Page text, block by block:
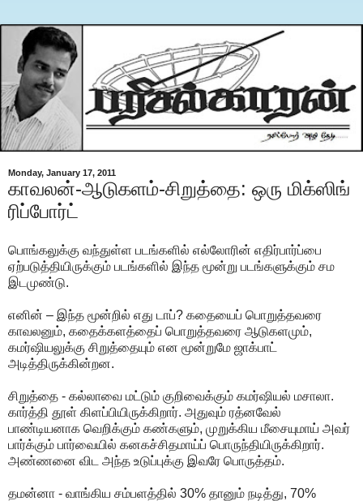
Monday, January 17, 2011
காவலன்-ஆடுகளம்-சிறுத்தை: ஒரு மிக்ஸிங்
ரிப்போர்ட்
பொங்கலுக்கு வந்துள்ள படங்களில் எல்லோரின் எதிர்பார்ப்பை
ஏற்படுத்தியிருக்கும் படங்களில் இந்த மூன்று படங்களுக்கும் சம
இடமுண்டு.
எனின் – இந்த மூன்றில் எது டாப்? கதையைப் பொறுத்தவரை
காவலனும், கதைக்களத்தைப் பொறுத்தவரை ஆடுகளமும்,
கமர்ஷியலுக்கு சிறுத்தையும் என மூன்றுமே ஜாக்பாட்
அடித்திருக்கின்றன.
சிறுத்தை - கல்லாவை மட்டும் குறிவைக்கும் கமர்ஷியல் மசாலா.
கார்த்தி தூள் கிளப்பியிருக்கிறார். அதுவும் ரத்னவேல்
பாண்டியனாக வெறிக்கும் கண்களும், முறுக்கிய மீசையுமாய் அவர்
பார்க்கும் பார்வையில் கனகச்சிதமாய்ப் பொருந்தியிருக்கிறார்.
அண்ணனை விட அந்த உடுப்புக்கு இவரே பொருத்தம்.
தமன்னா - வாங்கிய சம்பளத்தில் 30% தானும் நடித்து, 70%